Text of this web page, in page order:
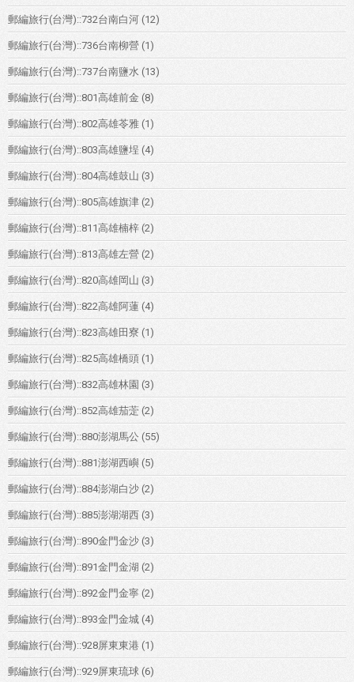
郵編旅行(台灣)::732台南白河 (12)
郵編旅行(台灣)::736台南柳營 (1)
郵編旅行(台灣)::737台南鹽水 (13)
郵編旅行(台灣)::801高雄前金 (8)
郵編旅行(台灣)::802高雄苓雅 (1)
郵編旅行(台灣)::803高雄鹽埕 (4)
郵編旅行(台灣)::804高雄鼓山 (3)
郵編旅行(台灣)::805高雄旗津 (2)
郵編旅行(台灣)::811高雄楠梓 (2)
郵編旅行(台灣)::813高雄左營 (2)
郵編旅行(台灣)::820高雄岡山 (3)
郵編旅行(台灣)::822高雄阿蓮 (4)
郵編旅行(台灣)::823高雄田寮 (1)
郵編旅行(台灣)::825高雄橋頭 (1)
郵編旅行(台灣)::832高雄林園 (3)
郵編旅行(台灣)::852高雄茄萣 (2)
郵編旅行(台灣)::880澎湖馬公 (55)
郵編旅行(台灣)::881澎湖西嶼 (5)
郵編旅行(台灣)::884澎湖白沙 (2)
郵編旅行(台灣)::885澎湖湖西 (3)
郵編旅行(台灣)::890金門金沙 (3)
郵編旅行(台灣)::891金門金湖 (2)
郵編旅行(台灣)::892金門金寧 (2)
郵編旅行(台灣)::893金門金城 (4)
郵編旅行(台灣)::928屏東東港 (1)
郵編旅行(台灣)::929屏東琉球 (6)